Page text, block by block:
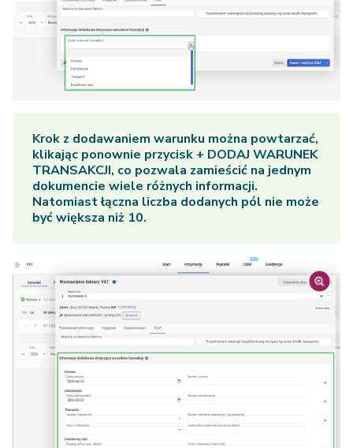
Krok z dodawaniem warunku można powtarzać,
klikając ponownie przycisk + DODAJ WARUNEK
TRANSAKCJI, co pozwala zamieścić na jednym
dokumencie wiele różnych informacji.
Natomiast łączna liczba dodanych pól nie może
być większa niż 10.